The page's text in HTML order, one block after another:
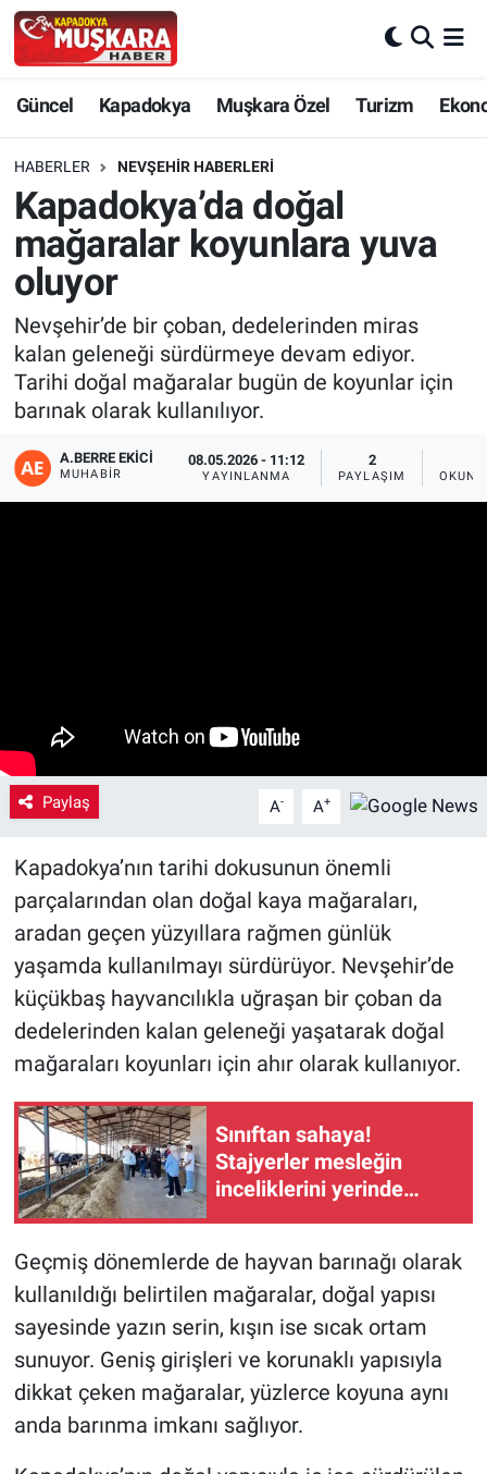
Güncel Kapadokya Muşkara Özel Turizm
HABERLER NEVŞEHIR HABERLERI
Kapadokya’da doğal
mağaralar koyunlara yuva
oluyor
Nevşehir’de bir çoban, dedelerinden miras
kalan geleneği sürdürmeye devam ediyor.
Tarihi doğal mağaralar bugün de koyunlar için
barınak olarak kullanılıyor.
A.BERRE EKICI
MUHABIR
08.05.2026 - 11:12
YAYINLANMA
2
PAYLAŞIM
Paylaş A- A+
Kapadokya’nın tarihi dokusunun önemli
parçalarından olan doğal kaya mağaraları,
aradan geçen yüzyıllara rağmen günlük
yaşamda kullanılmayı sürdürüyor. Nevşehir’de
küçükbaş hayvancılıkla uğraşan bir çoban da
dedelerinden kalan geleneği yaşatarak doğal
mağaraları koyunları için ahır olarak kullanıyor.
Sınıftan sahaya!
Stajyerler mesleğin
inceliklerini yerinde
Geçmiş dönemlerde de hayvan barınağı olarak
kullanıldığı belirtilen mağaralar, doğal yapısı
sayesinde yazın serin, kışın ise sıcak ortam
sunuyor. Geniş girişleri ve korunaklı yapısıyla
dikkat çeken mağaralar, yüzlerce koyuna aynı
anda barınma imkanı sağlıyor.
Güncel
SEÇİM
Muşkara Özel
Ekonomi
Kapadokya
Turizm
Kültür - Sanat
Nevşehir Hava Durumu
Nevşehir Trafik Yoğunluk Haritası
Süper Lig Puan Durumu ve Fikstür
Tüm Manşetler
Son Dakika Haberleri
Haber Arşivi